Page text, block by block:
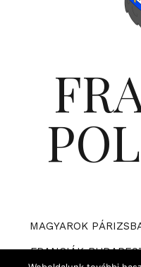
MAGYAROK
FRANCIÁK